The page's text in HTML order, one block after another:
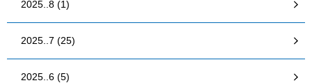
2025..8 (1)
2025..7 (25)
2025..6 (5)